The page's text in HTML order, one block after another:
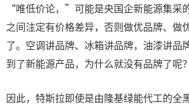
“唯低价论，”可能是央国企新能源集采
之间注定有价格差异，否则做优品牌、做
了。空调讲品牌、冰箱讲品牌，油漆讲品
到了新能源产品，为什么就没有品牌了呢？
因此，特斯拉即使是由隆基绿能代工的全